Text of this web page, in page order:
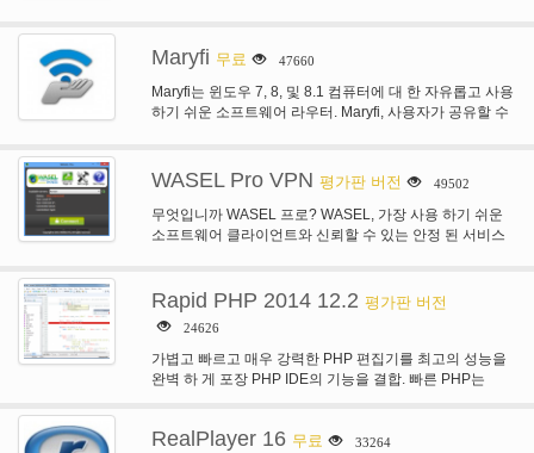
Maryfi 무료 47660
Maryfi는 윈도우 7, 8, 및 8.1 컴퓨터에 대 한 자유롭고 사용
하기 쉬운 소프트웨어 라우터. Maryfi, 사용자가 공유할 수
WASEL Pro VPN 평가판 버전 49502
무엇입니까 WASEL 프로? WASEL, 가장 사용 하기 쉬운
소프트웨어 클라이언트와 신뢰할 수 있는 안정 된 서비스
Rapid PHP 2014 12.2 평가판 버전
24626
가볍고 빠르고 매우 강력한 PHP 편집기를 최고의 성능을
완벽 하 게 포장 PHP IDE의 기능을 결합. 빠른 PHP는
RealPlayer 16 무료 33264